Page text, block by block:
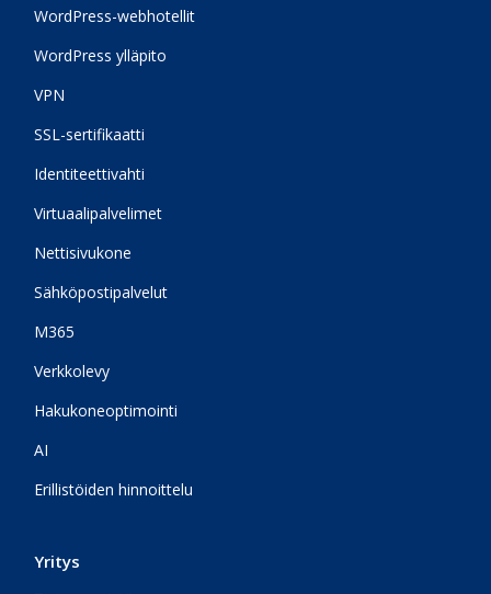
WordPress-webhotellit
WordPress ylläpito
VPN
SSL-sertifikaatti
Identiteettivahti
Virtuaalipalvelimet
Nettisivukone
Sähköpostipalvelut
M365
Verkkolevy
Hakukoneoptimointi
AI
Erillistöiden hinnoittelu
Yritys